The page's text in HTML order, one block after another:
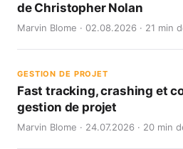
de Christopher Nolan
Marvin Blome · 02.08.2026 · 21 min
GESTION DE PROJET
Fast tracking, crashing et
gestion de projet
Marvin Blome · 24.07.2026 · 20 min